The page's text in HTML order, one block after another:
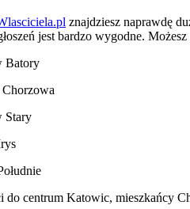
znajdziesz naprawdę
jest bardzo wygodne.
Batory
Stary
centrum Katowic, mieszkańcy